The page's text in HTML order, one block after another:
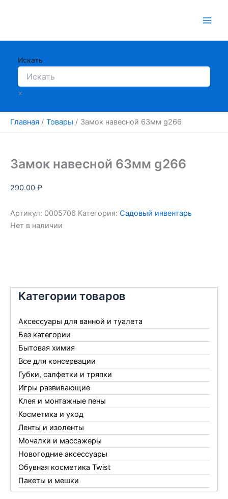
Искать
×
Главная Товары Замок навесной 63мм g266
Категории товаров
Аксессуары для ванной и туалета
Без категории
Бытовая химия
Все для консервации
Губки, салфетки и тряпки
Игры развивающие
Клея и монтажные пены
Косметика и уход
Ленты и изоленты
Мочалки и массажеры
Новогодние аксессуары
Обувная косметика Twist
Пакеты и мешки
Перчатки
Замок навесной 63мм g266
290.00 ₽
Артикул: 0005706 Категория: Садовый инвентарь
Нет в наличии